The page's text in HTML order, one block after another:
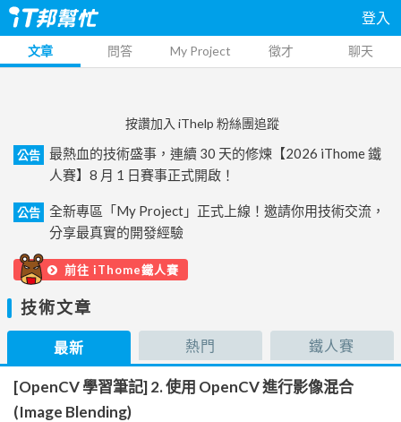
登入
文章 問答 My Project 徵才 聊天
按讚加入 iThelp 粉絲團追蹤
公告
最熱血的技術盛事，連續 30 天的修煉【2026 iThome 鐵
人賽】8 月 1 日賽事正式開啟！
公告
全新專區「My Project」正式上線！邀請你用技術交流，
分享最真實的開發經驗
前往 iThome鐵人賽
技術文章
最新 熱門 鐵人賽
[OpenCV 學習筆記] 2. 使用 OpenCV 進行影像混合
(Image Blending)